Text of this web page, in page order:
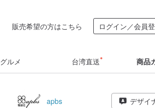
販売希望の方はこちら ログイン／会員
グルメ 台湾直送 商品
apbs デザイ